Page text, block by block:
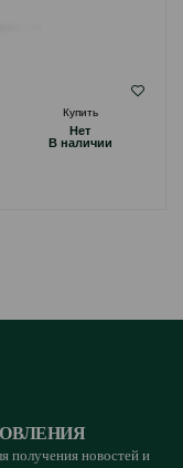
Купить
Hет
B наличии
получения новостей и